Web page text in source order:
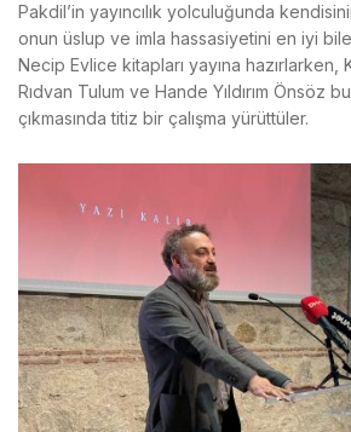
Pakdil’in yayıncılık yolculuğunda
onun üslup ve imla hassasiyetini en iyi
Necip Evlice kitapları yayına hazırlarken,
Rıdvan Tulum ve Hande Yıldırım Önsöz
çıkmasında titiz bir çalışma yürüttüler.